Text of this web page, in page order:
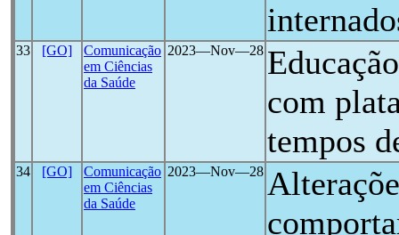
33 [GO]
Comunicação
em Ciências
da Saúde
2023―Nov―28
com
tempos
34 [GO]
Comunicação
em Ciências
da Saúde
2023―Nov―28